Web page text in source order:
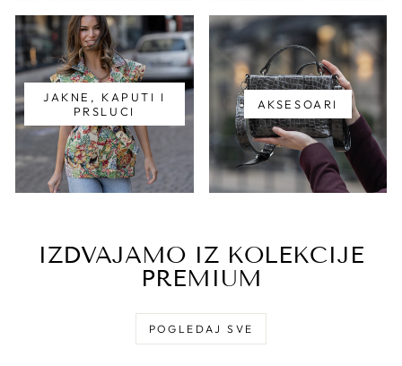
JAKNE, KAPUTI I
PRSLUCI
AKSESOARI
IZDVAJAMO IZ KOLEKCIJE
PREMIUM
POGLEDAJ SVE